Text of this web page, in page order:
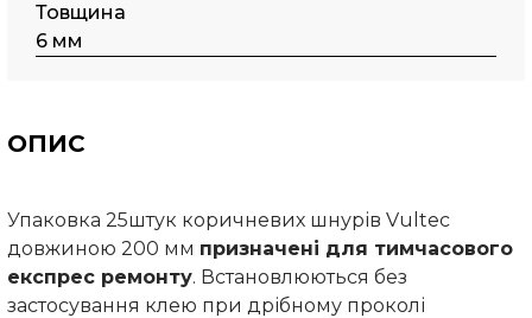
Товщина
6 мм
ОПИС
Упаковка 25штук коричневих шнурів Vultec
довжиною 200 мм призначені для тимчасового
експрес ремонту. Встановлюються без
застосування клею при дрібному проколі